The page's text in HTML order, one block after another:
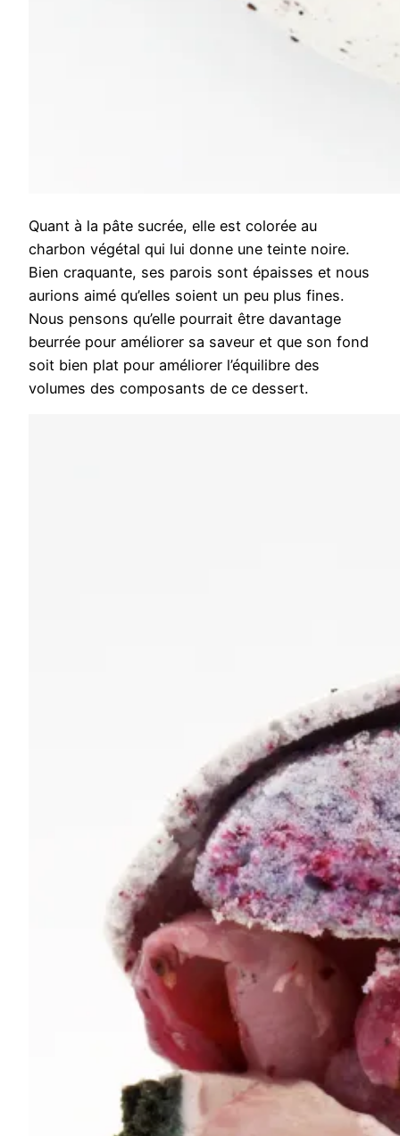
Quant à la pâte sucrée, elle est colorée au
charbon végétal qui lui donne une teinte noire.
Bien craquante, ses parois sont épaisses et nous
aurions aimé qu’elles soient un peu plus fines.
Nous pensons qu’elle pourrait être davantage
beurrée pour améliorer sa saveur et que son fond
soit bien plat pour améliorer l’équilibre des
volumes des composants de ce dessert.